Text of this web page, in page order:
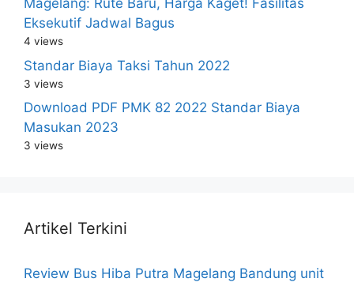
Magelang: Rute Baru, Harga Kaget! Fasilitas
Eksekutif Jadwal Bagus
4 views
Standar Biaya Taksi Tahun 2022
3 views
Download PDF PMK 82 2022 Standar Biaya
Masukan 2023
3 views
Artikel Terkini
Review Bus Hiba Putra Magelang Bandung unit